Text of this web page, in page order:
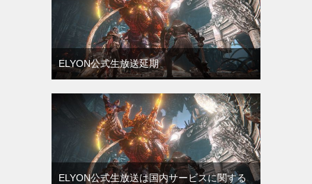
ELYON公式生放送延期
ELYON公式生放送は国内サービスに関する